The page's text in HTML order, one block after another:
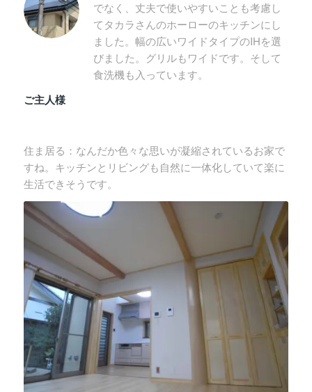
でなく、丈夫で使いやすいことも考慮し
てタカラさんのホーローのキッチンにし
ました。幅の広いワイドタイプのIHを選
びました。グリルもワイドです。そして
食洗機も入っています。
ご主人様
住ま居る：なんだか色々な思いが凝縮されているお家で
すね。キッチンとリビングも自然に一体化していて楽に
生活できそうです。